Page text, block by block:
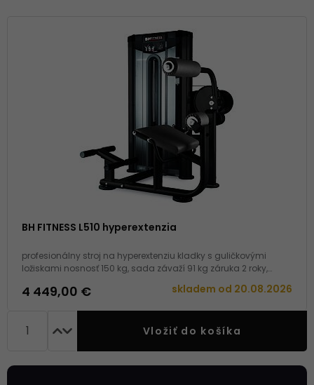
BH FITNESS L510 hyperextenzia
profesionálny stroj na hyperextenziu kladky s guličkovými
ložiskami nosnosť 150 kg, sada závaží 91 kg záruka 2 roky,
4 449,00 € skladem od 20.08.2026
Vložiť do košíka